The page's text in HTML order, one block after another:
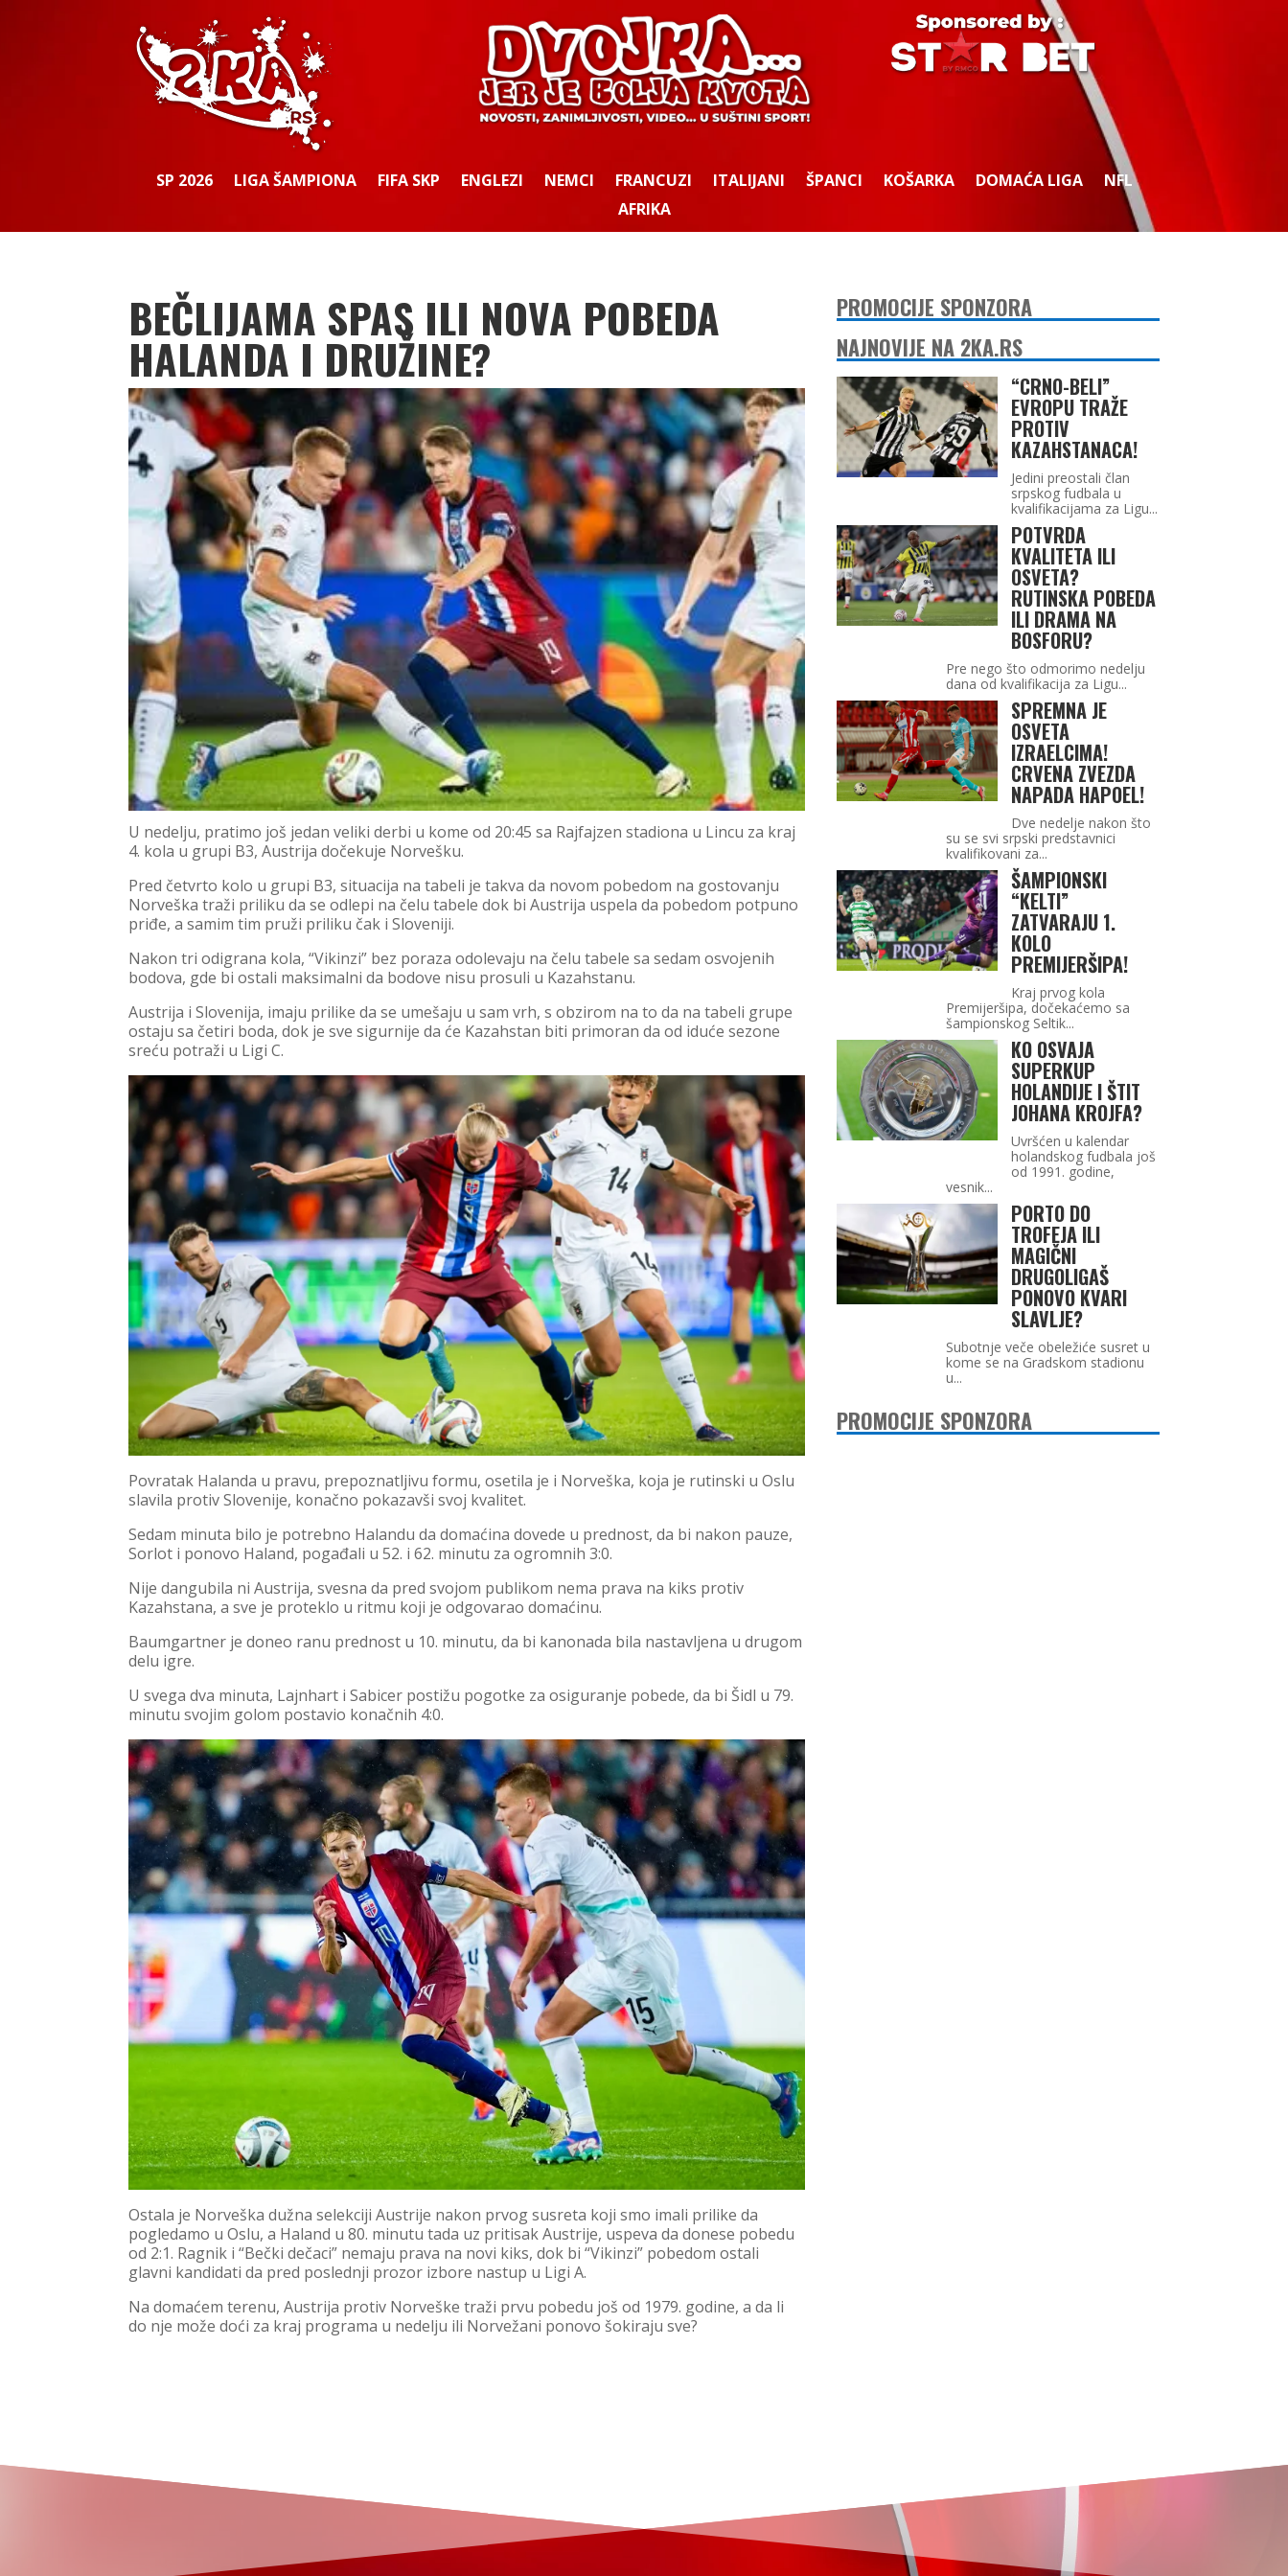
SP 2026 LIGA ŠAMPIONA FIFA SKP ENGLEZI NEMCI FRANCUZI ITALIJANI ŠPANCI KOŠARKA DOMAĆA LIGA
NFL
AFRIKA
BEČLIJAMA SPAS ILI NOVA POBEDA
HALANDA I DRUŽINE?
U nedelju, pratimo još jedan veliki derbi u kome od 20:45 sa Rajfajzen stadiona u Lincu za kraj
4. kola u grupi B3, Austrija dočekuje Norvešku.
Pred četvrto kolo u grupi B3, situacija na tabeli je takva da novom pobedom na gostovanju
Norveška traži priliku da se odlepi na čelu tabele dok bi Austrija uspela da pobedom potpuno
priđe, a samim tim pruži priliku čak i Sloveniji.
Nakon tri odigrana kola, “Vikinzi” bez poraza odolevaju na čelu tabele sa sedam osvojenih
bodova, gde bi ostali maksimalni da bodove nisu prosuli u Kazahstanu.
Austrija i Slovenija, imaju prilike da se umešaju u sam vrh, s obzirom na to da na tabeli grupe
ostaju sa četiri boda, dok je sve sigurnije da će Kazahstan biti primoran da od iduće sezone
sreću potraži u Ligi C.
Povratak Halanda u pravu, prepoznatljivu formu, osetila je i Norveška, koja je rutinski u Oslu
slavila protiv Slovenije, konačno pokazavši svoj kvalitet.
Sedam minuta bilo je potrebno Halandu da domaćina dovede u prednost, da bi nakon pauze,
Sorlot i ponovo Haland, pogađali u 52. i 62. minutu za ogromnih 3:0.
Nije dangubila ni Austrija, svesna da pred svojom publikom nema prava na kiks protiv
Kazahstana, a sve je proteklo u ritmu koji je odgovarao domaćinu.
Baumgartner je doneo ranu prednost u 10. minutu, da bi kanonada bila nastavljena u drugom
delu igre.
U svega dva minuta, Lajnhart i Sabicer postižu pogotke za osiguranje pobede, da bi Šidl u 79.
minutu svojim golom postavio konačnih 4:0.
Ostala je Norveška dužna selekciji Austrije nakon prvog susreta koji smo imali prilike da
pogledamo u Oslu, a Haland u 80. minutu tada uz pritisak Austrije, uspeva da donese pobedu
od 2:1. Ragnik i “Bečki dečaci” nemaju prava na novi kiks, dok bi “Vikinzi” pobedom ostali
glavni kandidati da pred poslednji prozor izbore nastup u Ligi A.
Na domaćem terenu, Austrija protiv Norveške traži prvu pobedu još od 1979. godine, a da li
do nje može doći za kraj programa u nedelju ili Norvežani ponovo šokiraju sve?
PROMOCIJE SPONZORA
NAJNOVIJE NA 2KA.RS
“CRNO-BELI”
EVROPU TRAŽE
PROTIV
KAZAHSTANACA!
Jedini preostali član
srpskog fudbala u
kvalifikacijama za Ligu...
POTVRDA
KVALITETA ILI
OSVETA?
RUTINSKA POBEDA
ILI DRAMA NA
BOSFORU?
Pre nego što odmorimo nedelju
dana od kvalifikacija za Ligu...
SPREMNA JE
OSVETA
IZRAELCIMA!
CRVENA ZVEZDA
NAPADA HAPOEL!
Dve nedelje nakon što
su se svi srpski predstavnici
kvalifikovani za...
ŠAMPIONSKI
“KELTI”
ZATVARAJU 1.
KOLO
PREMIJERŠIPA!
Kraj prvog kola
Premijeršipa, dočekaćemo sa
šampionskog Seltik...
KO OSVAJA
SUPERKUP
HOLANDIJE I ŠTIT
JOHANA KROJFA?
Uvršćen u kalendar
holandskog fudbala još
od 1991. godine,
vesnik...
PORTO DO
TROFEJA ILI
MAGIČNI
DRUGOLIGAŠ
PONOVO KVARI
SLAVLJE?
Subotnje veče obeležiće susret u
kome se na Gradskom stadionu
u...
PROMOCIJE SPONZORA